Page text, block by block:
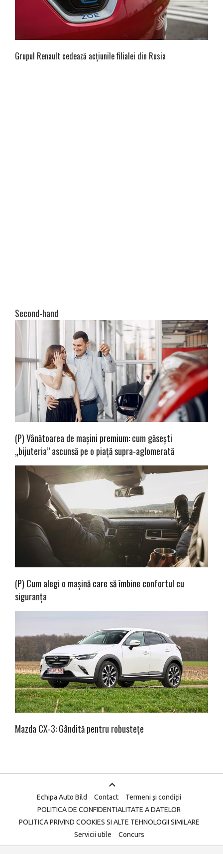
Grupul Renault cedează acțiunile filialei din Rusia
Second-hand
(P) Vânătoarea de mașini premium: cum găsești
„bijuteria” ascunsă pe o piață supra-aglomerată
(P) Cum alegi o mașină care să îmbine confortul cu
siguranța
Mazda CX-3: Gândită pentru robustețe
Echipa Auto Bild Contact
Termeni și condiții
POLITICA DE CONFIDENTIALITATE A DATELOR
POLITICA PRIVIND COOKIES SI ALTE TEHNOLOGII SIMILARE
Servicii utile
Concurs